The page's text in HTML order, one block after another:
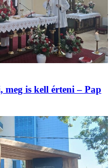
meg is kell érteni – Pap